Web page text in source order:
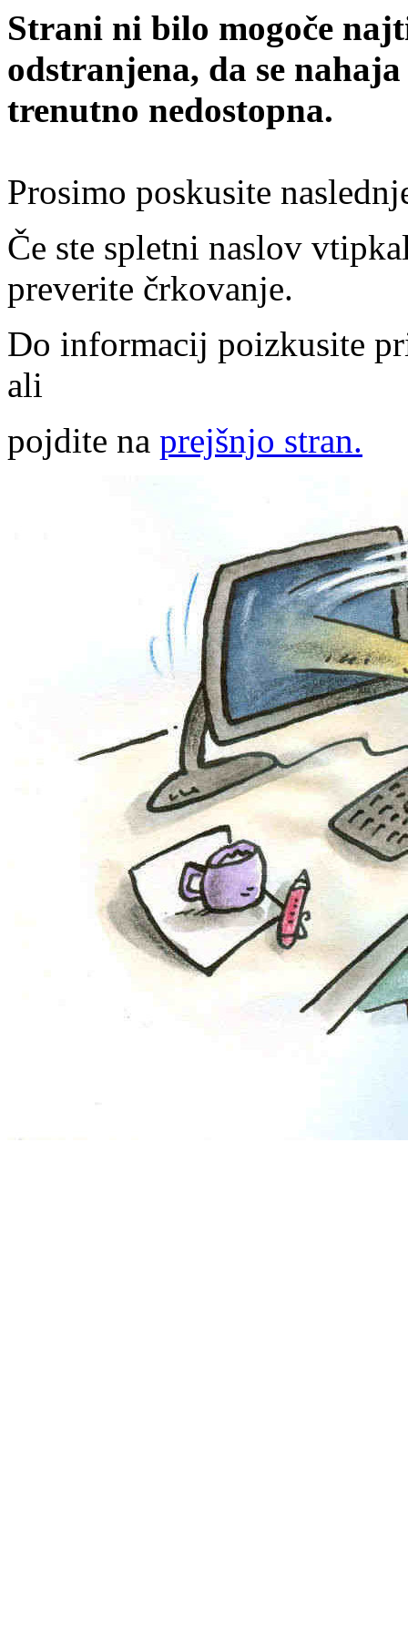
Strani ni bilo mogoče
odstranjena, da se
trenutno nedostopna.
Prosimo poskusite
Če ste spletni naslov
preverite črkovanje.
Do informacij poizkusite
ali
pojdite na prejšnjo stran.